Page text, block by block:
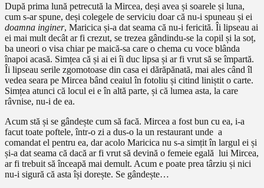
După prima lună petrecută la Mircea, deși avea și soarele și luna,
cum s-ar spune, deși colegele de serviciu doar că nu-i spuneau și ei
doamna inginer, Maricica și-a dat seama că nu-i fericită. Îi lipseau ai
ei mai mult decât ar fi crezut, se trezea gândindu-se la copil și la soț,
ba uneori o visa chiar pe maică-sa care o chema cu voce blânda
înapoi acasă. Simțea că și ai ei îi duc lipsa și ar fi vrut să se împartă.
Îi lipseau serile zgomotoase din casa ei dărăpănată, mai ales când îl
vedea seara pe Mircea bând ceaiul în fotoliu și citind liniștit o carte.
Simțea atunci că locul ei e în altă parte, și că lumea asta, la care
râvnise, nu-i de ea.
Acum stă și se gândește cum să facă. Mircea a fost bun cu ea, i-a
facut toate poftele, într-o zi a dus-o la un restaurant unde a
comandat el pentru ea, dar acolo Maricica nu s-a simțit în largul ei și
și-a dat seama că dacă ar fi vrut să devină o femeie egală lui Mircea,
ar fi trebuit să înceapă mai demult. Acum e poate prea târziu și nici
nu-i sigură că asta își dorește. Se gândește…